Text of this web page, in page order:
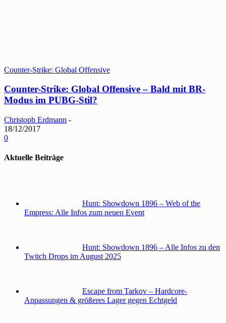
Counter-Strike: Global Offensive
Counter-Strike: Global Offensive – Bald mit BR-
Modus im PUBG-Stil?
Christoph Erdmann -
18/12/2017
0
Aktuelle Beiträge
Hunt: Showdown 1896 – Web of the
Empress: Alle Infos zum neuen Event
Hunt: Showdown 1896 – Alle Infos zu den
Twitch Drops im August 2025
Escape from Tarkov – Hardcore-
Anpassungen & größeres Lager gegen Echtgeld